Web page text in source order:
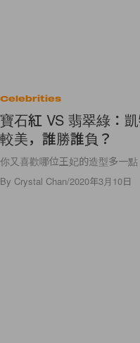
Celebrities
寶石紅 VS 翡翠綠：
較美，誰勝誰負？
你又喜歡哪位王妃的造型多一點
By Crystal Chan/2020年3月10日